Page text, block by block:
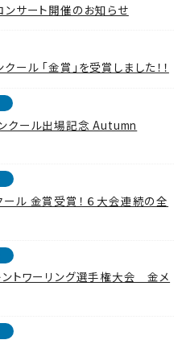
サート開催のお知らせ
ール 「金賞」を受賞しました！！
クール出場記念 Autumn
ル 金賞受賞！ ６大会連続の全
ントワーリング選手権大会 金メ